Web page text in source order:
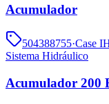
Acumulador
504388755·Case
Sistema Hidráulico
Acumulador 200